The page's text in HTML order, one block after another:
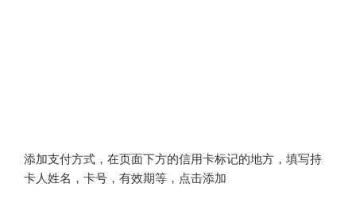
添加支付方式，在页面下方的信用卡标记的地方，填写持
卡人姓名，卡号，有效期等，点击添加